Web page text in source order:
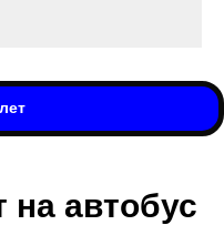
на автобус